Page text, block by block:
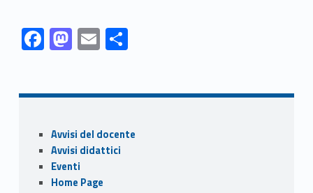
Link identifier #identifier__29693-1 F
ac
b
o
o
k
Link identifier #identifier__149754-2 M
as
d
o
n
Link identifier #identifier__52585-3 E
m
l
Link identifier #identifier__124892-4 C
o
di
vi
Sidebar
Avvisi del docente
Avvisi didattici
Eventi
Home Page